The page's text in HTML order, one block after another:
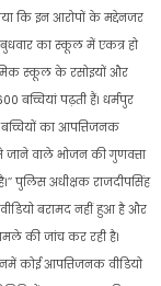
कि इन आरोपों के मद्देनजर
का स्कूल में एकत्र हो
स्कूल के रसोइयों और
बच्चियां पढ़ती हैं। धर्मपुर
बच्चियों का आपत्तिजनक
जाने वाले भोजन की गुणवत्ता
पुलिस अधीक्षक राजदीपसिंह
बरामद नहीं हुआ है और
की जांच कर रही है।
कोई आपत्तिजनक वीडियो